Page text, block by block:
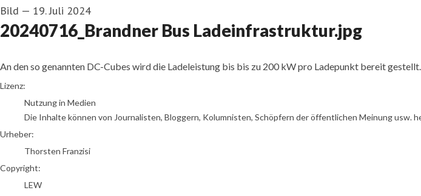
Bild — 19. Juli 2024
20240716_Brandner Bus Ladeinfrastruktur.jpg
An den so genannten DC-Cubes wird die Ladeleistung bis bis zu 200 kW pro Ladepunkt bereit gestellt.
Thorsten Franzisi
Lizenz:
Nutzung in Medien
Die Inhalte können von Journalisten, Bloggern, Kolumnisten, Schöpfern der öffentlichen Meinung
Urheber:
Thorsten Franzisi
Copyright:
LEW